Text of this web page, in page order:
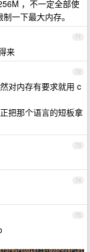
，不一定全部使
一下最大内存。
71
来
72
对内存有要求就用 c
把那个语言的短板拿
73
74
75